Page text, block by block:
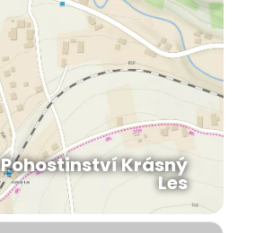
Pohostinství Krásný
Les